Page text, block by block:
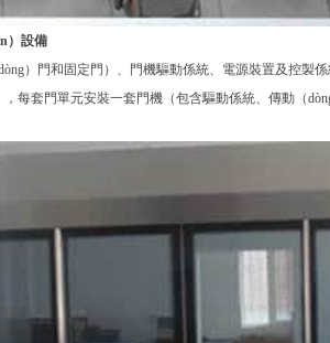
）設備
）門和固定門）、門機驅動係統、電源裝置及控製
每套門單元安裝一套門機（包含驅動係統、傳動（